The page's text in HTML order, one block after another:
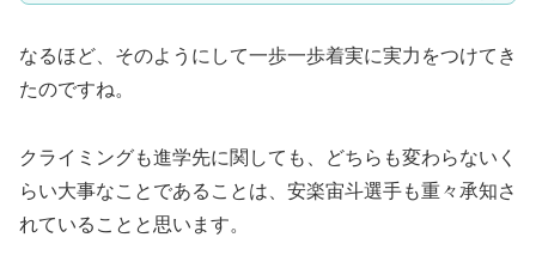
なるほど、そのようにして一歩一歩着実に実力をつけてき
たのですね。
クライミングも進学先に関しても、どちらも変わらないく
らい大事なことであることは、安楽宙斗選手も重々承知さ
れていることと思います。